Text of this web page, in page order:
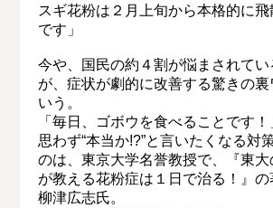
スギ花粉は２月上旬から本格的に飛
です」
今や、国民の約４割が悩まされて
が、症状が劇的に改善する驚きの裏
いう。
「毎日、ゴボウを食べることです！
思わず“本当か!?”と言いたくなる対
のは、東京大学名誉教授で、『東
が教える花粉症は１日で治る！』
柳津広志氏。